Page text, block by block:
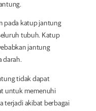
pada katup jantung
tubuh. Katup
jantung
darah.
tidak dapat
untuk memenuhi
terjadi akibat berbagai